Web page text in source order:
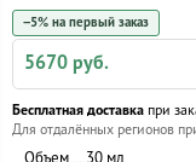
−5% на первый заказ
5670 руб.
Бесплатная доставка при
Для отдалённых регионов
Объем
30 мл